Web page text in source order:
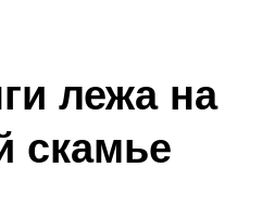
лежа на
скамье